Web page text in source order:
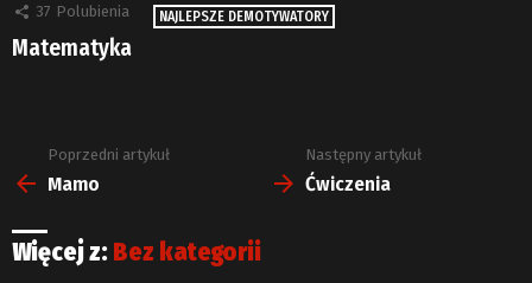
37 Polubienia NAJLEPSZE DEMOTYWATORY
Matematyka
Zobacz
więcej
Poprzedni artykuł
Mamo
Następny artykuł
Ćwiczenia
Więcej z: Bez kategorii